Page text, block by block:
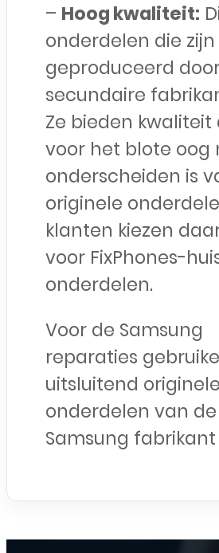
– Hoog kwaliteit:
onderdelen die zijn
geproduceerd
secundaire
Ze bieden kwaliteit
voor het blote oog
onderscheiden is
originele
klanten kiezen
voor FixPhones-
onderdelen.
Voor de Samsung
reparaties
uitsluitend originele
onderdelen van de
Samsung fabrikant